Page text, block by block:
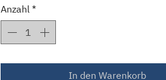
Anzahl *
In den Warenkorb